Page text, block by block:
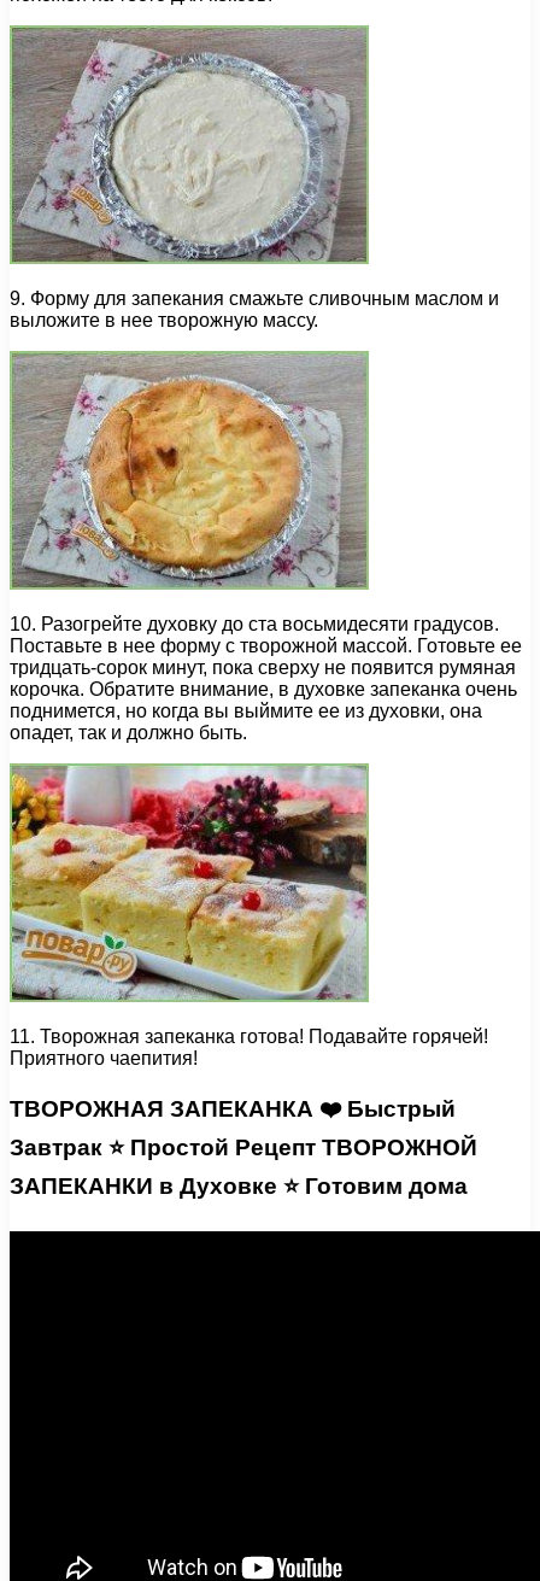
9. Форму для запекания смажьте сливочным маслом и
выложите в нее творожную массу.
10. Разогрейте духовку до ста восьмидесяти градусов.
Поставьте в нее форму с творожной массой. Готовьте ее
тридцать-сорок минут, пока сверху не появится румяная
корочка. Обратите внимание, в духовке запеканка очень
поднимется, но когда вы выймите ее из духовки, она
опадет, так и должно быть.
11. Творожная запеканка готова! Подавайте горячей!
Приятного чаепития!
ТВОРОЖНАЯ ЗАПЕКАНКА ❤️ Быстрый
Завтрак ⭐ Простой Рецепт ТВОРОЖНОЙ
ЗАПЕКАНКИ в Духовке ⭐ Готовим дома